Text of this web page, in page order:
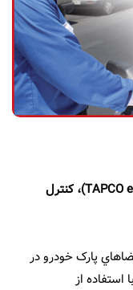
سامانه کارت پارک الکترونیک تپکو (TAPCO eCardpark)، کنترل
پارک خودرو در
از